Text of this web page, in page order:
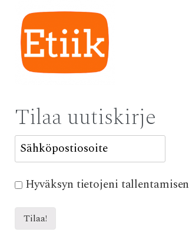
Tilaa uutiskirje
Hyväksyn tietojeni tallentamisen